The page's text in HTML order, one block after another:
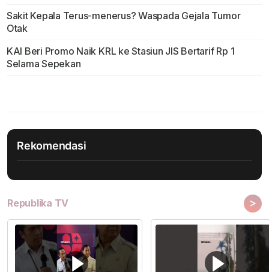
Sakit Kepala Terus-menerus? Waspada Gejala Tumor
Otak
KAI Beri Promo Naik KRL ke Stasiun JIS Bertarif Rp 1
Selama Sepekan
Rekomendasi
Republika TV >